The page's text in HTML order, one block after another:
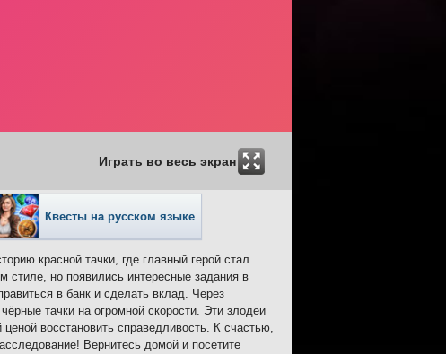
Играть во весь экран
Квесты на русском языке
красной тачки, где главный герой стал
стиле, но появились интересные задания в
в банк и сделать вклад. Через
тачки на огромной скорости. Эти злодеи
восстановить справедливость. К счастью,
Вернитесь домой и посетите